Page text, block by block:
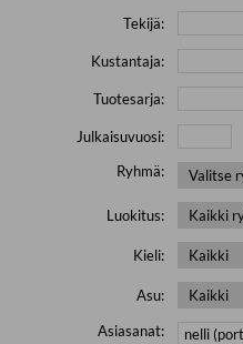
Tekijä:
Kustantaja:
Tuotesarja:
Julkaisuvuosi:
Ryhmä:
Luokitus:
Kieli:
Asu:
Asiasanat: